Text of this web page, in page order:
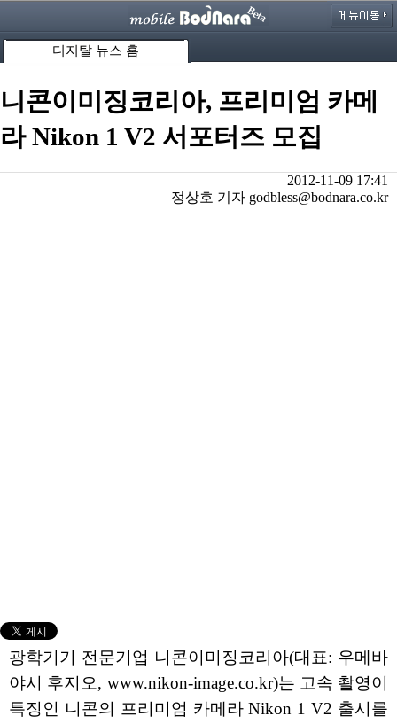
디지탈 뉴스 홈
니콘이미징코리아, 프리미엄 카메
라 Nikon 1 V2 서포터즈 모집
2012-11-09 17:41
정상호 기자 godbless@bodnara.co.kr
광학기기 전문기업 니콘이미징코리아(대표: 우메바
야시 후지오, www.nikon-image.co.kr)는 고속 촬영이
특징인 니콘의 프리미엄 카메라 Nikon 1 V2 출시를